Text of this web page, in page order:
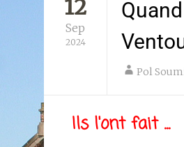
12
Sep
2024
Pol
Ils l'ont fait ...